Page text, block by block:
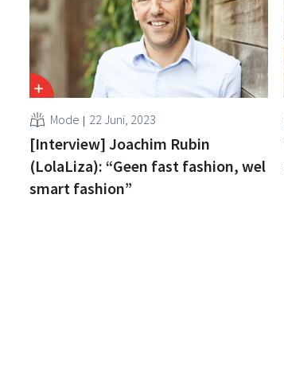
Mode 22 Juni, 2023
[Interview] Joachim Rubin
(LolaLiza): “Geen fast fashion, wel
smart fashion”